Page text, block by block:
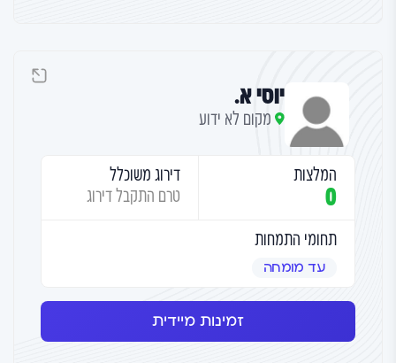
יוסי א.
מקום לא ידוע
המלצות
0
דירוג משוכלל
טרם התקבל דירוג
תחומי התמחות
עד מומחה
זמינות מיידית